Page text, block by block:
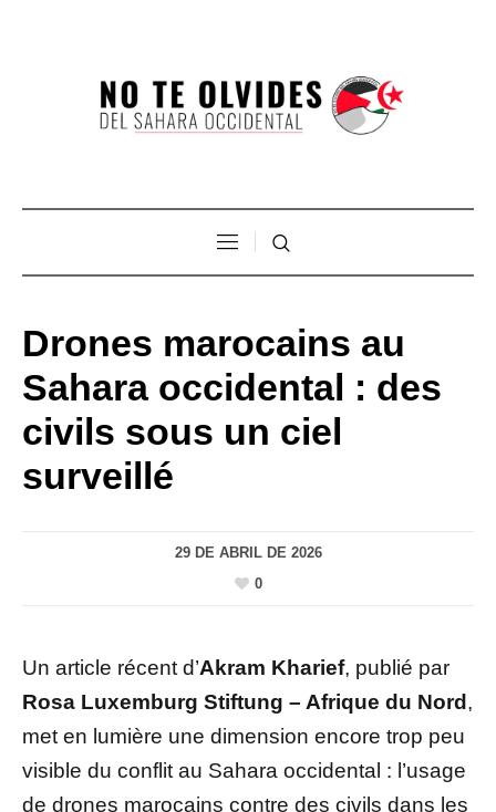
Drones marocains au
Sahara occidental : des
civils sous un ciel
surveillé
29 DE ABRIL DE 2026
0
Un article récent d’Akram Kharief, publié par
Rosa Luxemburg Stiftung – Afrique du Nord ,
met en lumière une dimension encore trop peu
visible du conflit au Sahara occidental : l’usage
de drones marocains contre des civils dans les